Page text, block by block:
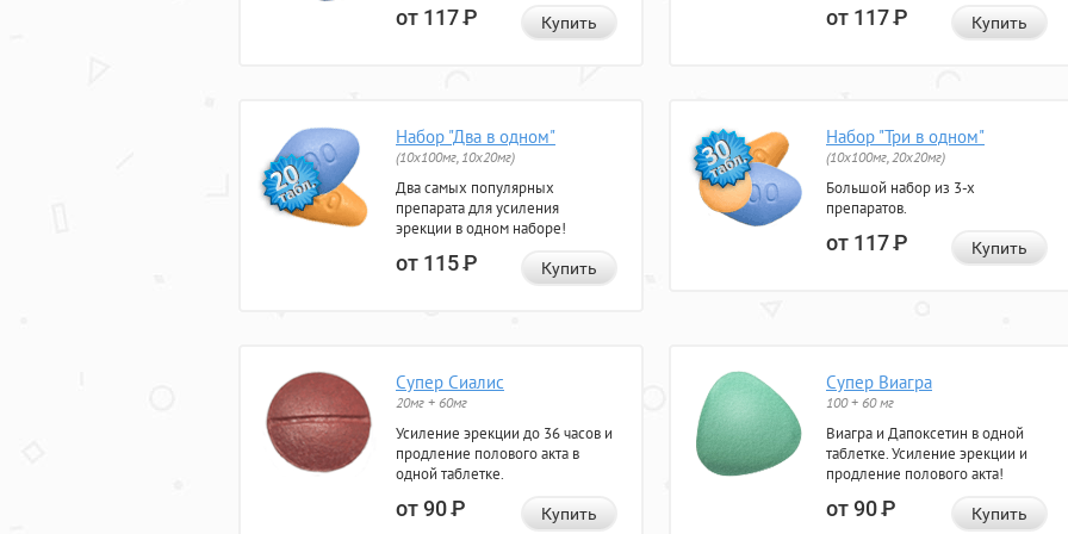
от 117Р Купить от 117Р Купить
Набор "Два в одном"
(10x100мг, 10x20мг)
Два самых популярных
препарата для усиления
эрекции в одном наборе!
от 115Р Купить
Набор "Три в одном"
(10x100мг, 20x20мг)
Большой набор из 3-х
препаратов.
от 117Р Купить
Супер Сиалис
20мг + 60мг
Усиление эрекции до 36 часов и
продление полового акта в
одной таблетке.
от 90Р Купить
Супер Виагра
100 + 60 мг
Виагра и Дапоксетин в одной
таблетке. Усиление эрекции и
продление полового акта!
от 90Р Купить